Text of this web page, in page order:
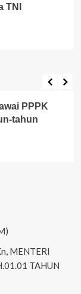
PPPK
tahun
MENTERI
TAHUN